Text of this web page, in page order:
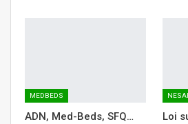
MEDBEDS
ADN, Med-Beds, SFQ…
Loi